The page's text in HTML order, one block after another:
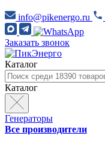
info@pikenergo.ru
Заказать звонок
Каталог
Каталог
Генераторы
Все производители